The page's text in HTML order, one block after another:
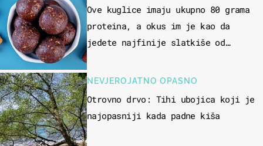
Ove kuglice imaju ukupno 80 grama
proteina, a okus im je kao da
jedete najfinije slatkiše od
NEVJEROJATNO OPASNO
Otrovno drvo: Tihi ubojica koji je
najopasniji kada padne kiša